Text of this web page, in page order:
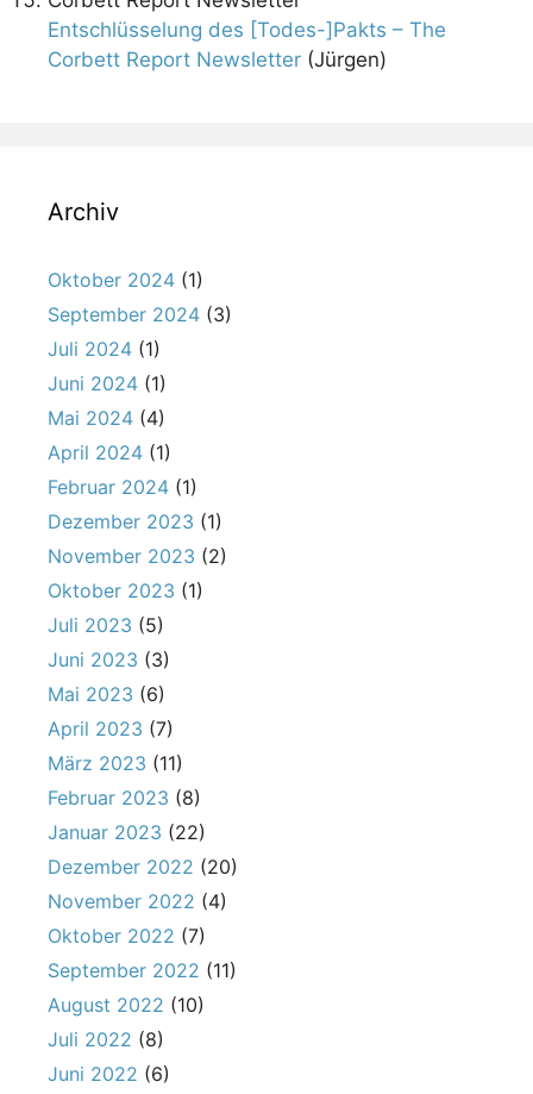
Entschlüsselung des [Todes-]Pakts – The
Corbett Report Newsletter (Jürgen)
Archiv
Oktober 2024 (1)
September 2024 (3)
Juli 2024 (1)
Juni 2024 (1)
Mai 2024 (4)
April 2024 (1)
Februar 2024 (1)
Dezember 2023 (1)
November 2023 (2)
Oktober 2023 (1)
Juli 2023 (5)
Juni 2023 (3)
Mai 2023 (6)
April 2023 (7)
März 2023 (11)
Februar 2023 (8)
Januar 2023 (22)
Dezember 2022 (20)
November 2022 (4)
Oktober 2022 (7)
September 2022 (11)
August 2022 (10)
Juli 2022 (8)
Juni 2022 (6)